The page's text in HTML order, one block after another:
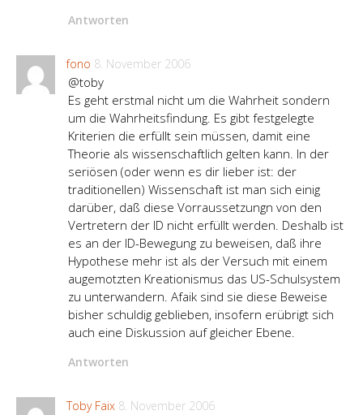
Antworten
fono 8. November 2006
@toby
Es geht erstmal nicht um die Wahrheit sondern
um die Wahrheitsfindung. Es gibt festgelegte
Kriterien die erfüllt sein müssen, damit eine
Theorie als wissenschaftlich gelten kann. In der
seriösen (oder wenn es dir lieber ist: der
traditionellen) Wissenschaft ist man sich einig
darüber, daß diese Vorraussetzungn von den
Vertretern der ID nicht erfüllt werden. Deshalb ist
es an der ID-Bewegung zu beweisen, daß ihre
Hypothese mehr ist als der Versuch mit einem
augemotzten Kreationismus das US-Schulsystem
zu unterwandern. Afaik sind sie diese Beweise
bisher schuldig geblieben, insofern erübrigt sich
auch eine Diskussion auf gleicher Ebene.
Antworten
Toby Faix 8. November 2006